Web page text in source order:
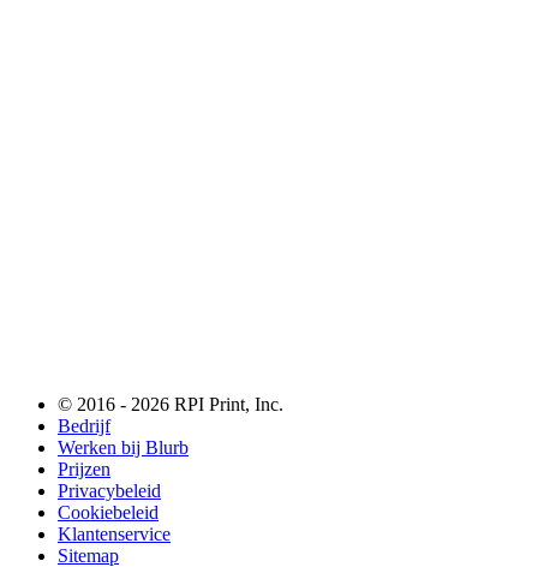
© 2016 - 2026 RPI Print, Inc.
Bedrijf
Werken bij Blurb
Prijzen
Privacybeleid
Cookiebeleid
Klantenservice
Sitemap